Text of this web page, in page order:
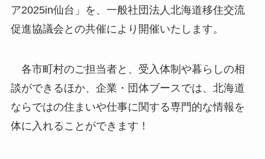
ア2025in仙台」を、一般社団法人北海道移住交流
促進協議会との共催により開催いたします。
各市町村のご担当者と、受入体制や暮らしの相
談ができるほか、企業・団体ブースでは、北海道
ならではの住まいや仕事に関する専門的な情報を
体に入れることができます！